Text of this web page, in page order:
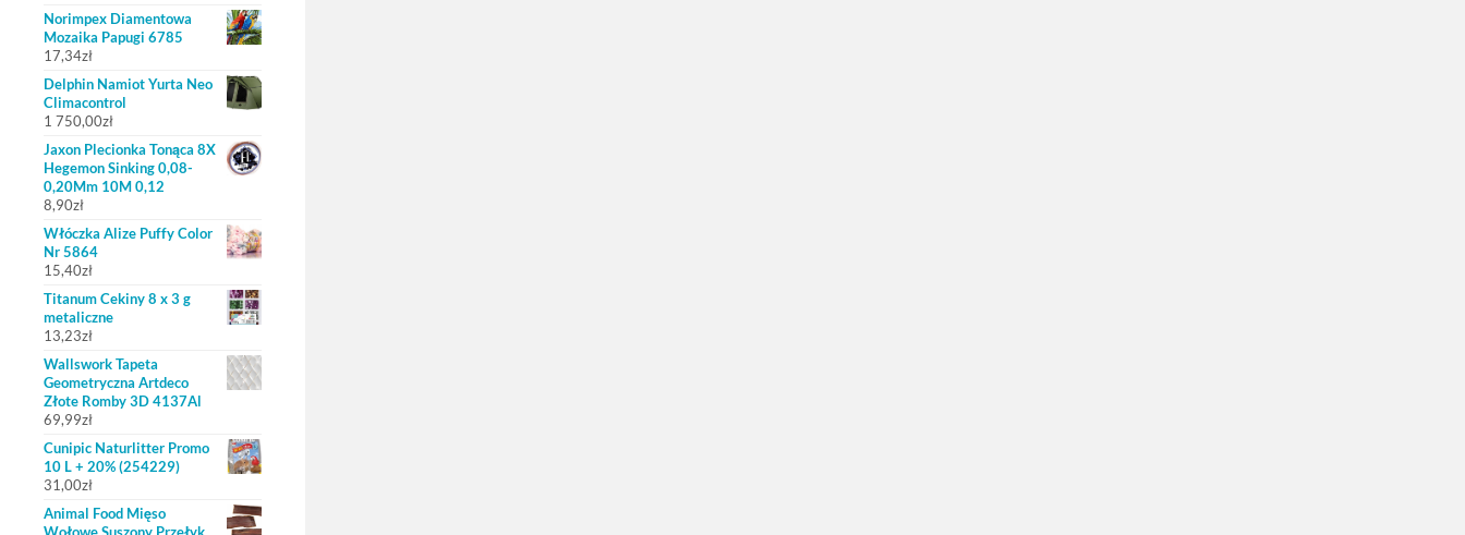
Norimpex Diamentowa
Mozaika Papugi 6785
17,34zł
Delphin Namiot Yurta Neo
Climacontrol
1 750,00zł
Jaxon Plecionka Tonąca 8X
Hegemon Sinking 0,08-
0,20Mm 10M 0,12
8,90zł
Włóczka Alize Puffy Color
Nr 5864
15,40zł
Titanum Cekiny 8 x 3 g
metaliczne
13,23zł
Wallswork Tapeta
Geometryczna Artdeco
Złote Romby 3D 4137Al
69,99zł
Cunipic Naturlitter Promo
10 L + 20% (254229)
31,00zł
Animal Food Mięso